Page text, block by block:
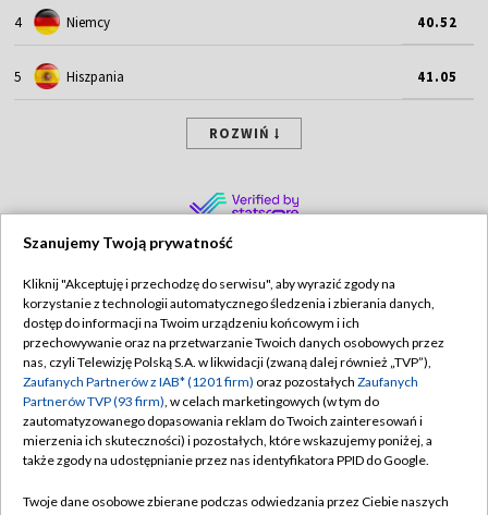
4 Niemcy 40.52
5 Hiszpania 41.05
ROZWIŃ
TVP
Abonament TVP
Sklep TVP
Biuro Reklamy
Oferta Handlowa
Regulamin TVP
Polityka prywatności
Moje zgody
Biuro reklamy
Szanujemy Twoją prywatność
Kliknij "Akceptuję i przechodzę do serwisu", aby wyrazić zgody na
korzystanie z technologii automatycznego śledzenia i zbierania danych,
dostęp do informacji na Twoim urządzeniu końcowym i ich
przechowywanie oraz na przetwarzanie Twoich danych osobowych przez
nas, czyli Telewizję Polską S.A. w likwidacji (zwaną dalej również „TVP”),
Zaufanych Partnerów z IAB* (1201 firm) oraz pozostałych Zaufanych
Partnerów TVP (93 firm), w celach marketingowych (w tym do
zautomatyzowanego dopasowania reklam do Twoich zainteresowań i
mierzenia ich skuteczności) i pozostałych, które wskazujemy poniżej, a
także zgody na udostępnianie przez nas identyfikatora PPID do Google.
Twoje dane osobowe zbierane podczas odwiedzania przez Ciebie naszych